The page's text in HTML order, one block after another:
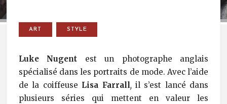
ART STYLE
Luke Nugent est un photographe anglais
spécialisé dans les portraits de mode. Avec l’aide
de la coiffeuse Lisa Farrall,il s’est lancé dans
plusieurs séries qui mettent en valeur les